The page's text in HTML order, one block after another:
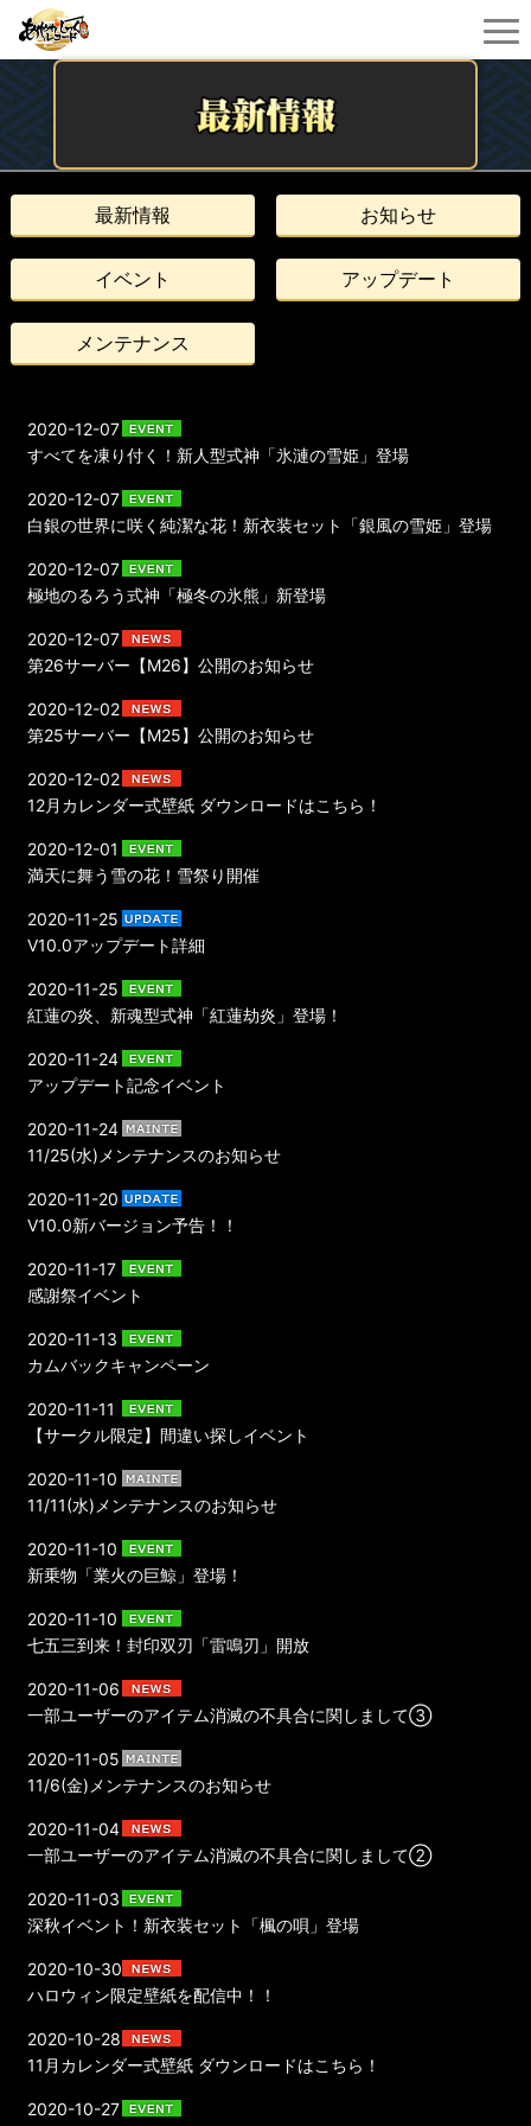
最新情報 お知らせ
イベント アップデート
メンテナンス
すべてを凍り付く！新人型式神「氷漣の雪姫」登場
2020-12-07
白銀の世界に咲く純潔な花！新衣装セット「銀風の雪姫」登場
2020-12-07
極地のるろう式神「極冬の氷熊」新登場
2020-12-07
第26サーバー【M26】公開のお知らせ
2020-12-07
第25サーバー【M25】公開のお知らせ
2020-12-02
12月カレンダー式壁紙 ダウンロードはこちら！
2020-12-02
満天に舞う雪の花！雪祭り開催
2020-12-01
V10.0アップデート詳細
2020-11-25
紅蓮の炎、新魂型式神「紅蓮劫炎」登場！
2020-11-25
アップデート記念イベント
2020-11-24
11/25(水)メンテナンスのお知らせ
2020-11-24
V10.0新バージョン予告！！
2020-11-20
感謝祭イベント
2020-11-17
カムバックキャンペーン
2020-11-13
【サークル限定】間違い探しイベント
2020-11-11
11/11(水)メンテナンスのお知らせ
2020-11-10
新乗物「業火の巨鯨」登場！
2020-11-10
七五三到来！封印双刃「雷鳴刃」開放
2020-11-10
一部ユーザーのアイテム消滅の不具合に関しまして③
2020-11-06
11/6(金)メンテナンスのお知らせ
2020-11-05
一部ユーザーのアイテム消滅の不具合に関しまして②
2020-11-04
深秋イベント！新衣装セット「楓の唄」登場
2020-11-03
ハロウィン限定壁紙を配信中！！
2020-10-30
11月カレンダー式壁紙 ダウンロードはこちら！
2020-10-28
2020-10-27